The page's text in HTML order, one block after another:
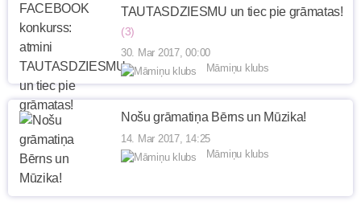
TAUTASDZIESMU un tiec pie grāmatas!
(3)
30. Mar 2017, 00:00
Māmiņu klubs
Nošu grāmatiņa Bērns un Mūzika!
14. Mar 2017, 14:25
Māmiņu klubs